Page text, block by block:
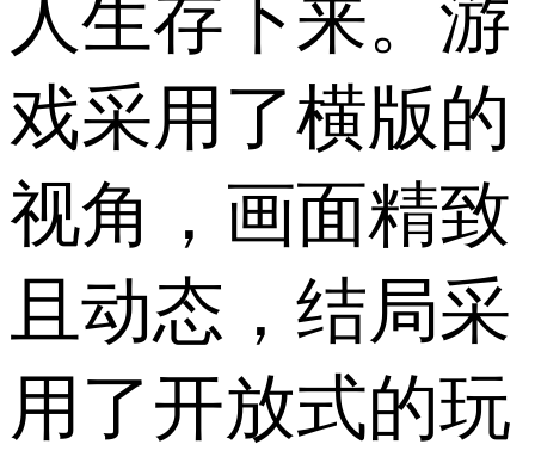
人生存下来。游
戏采用了横版的
视角，画面精致
且动态，结局采
用了开放式的玩